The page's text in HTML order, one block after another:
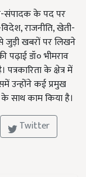
संपादक के पद पर
राजनीति, खेती-
जुड़ी खबरों पर लिखने
पढ़ाई डॉ० भीमराव
के क्षेत्र में
उन्होंने कई प्रमुख
साथ काम किया है।
Twitter